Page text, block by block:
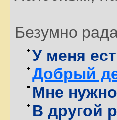
Безумно
У меня
Добрый
Мне
В другой